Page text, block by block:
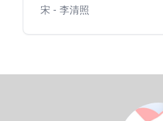
宋 - 李清照